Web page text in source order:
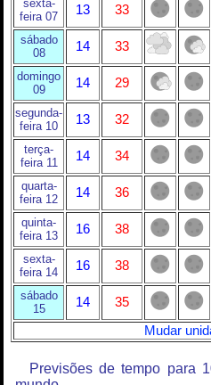
sexta-
feira 07
13 33
sábado
08
14 33
domingo
09
14 29
segunda-
feira 10
13 32
terça-
feira 11
14 34
quarta-
feira 12
14 36
quinta-
feira 13
16 38
sexta-
feira 14
16 38
sábado
15
14
35
Mudar
Previsões de tempo para